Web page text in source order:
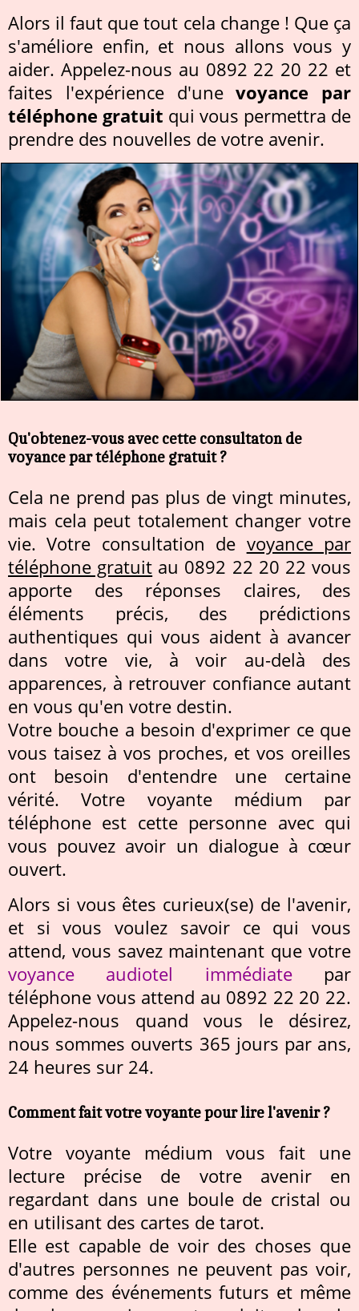
Alors il faut que tout cela change ! Que ça
s'améliore enfin, et nous allons vous y
aider. Appelez-nous au 0892 22 20 22 et
faites l'expérience d'unevoyance par
téléphone gratuit qui vous permettra de
prendre des nouvelles de votre avenir.
Qu'obtenez-vous avec cette consultaton de
voyance par téléphone gratuit ?
Cela ne prend pas plus de vingt minutes,
mais cela peut totalement changer votre
vie. Votre consultation de voyance par
téléphone gratuit au 0892 22 20 22 vous
apporte des réponses claires, des
éléments précis, des prédictions
authentiques qui vous aident à avancer
dans votre vie, à voir au-delà des
apparences, à retrouver confiance autant
en vous qu'en votre destin.
Votre bouche a besoin d'exprimer ce que
vous taisez à vos proches, et vos oreilles
ont besoin d'entendre une certaine
vérité. Votre voyante médium par
téléphone est cette personne avec qui
vous pouvez avoir un dialogue à cœur
ouvert.
Alors si vous êtes curieux(se) de l'avenir,
et si vous voulez savoir ce qui vous
attend, vous savez maintenant que votre
voyance audiotel immédiatepar
téléphone vous attend au 0892 22 20 22.
Appelez-nous quand vous le désirez,
nous sommes ouverts 365 jours par ans,
24 heures sur 24.
Comment fait votre voyante pour lire l'avenir ?
Votre voyante médium vous fait une
lecture précise de votre avenir en
regardant dans une boule de cristal ou
en utilisant des cartes de tarot.
Elle est capable de voir des choses que
d'autres personnes ne peuvent pas voir,
comme des événements futurs et même